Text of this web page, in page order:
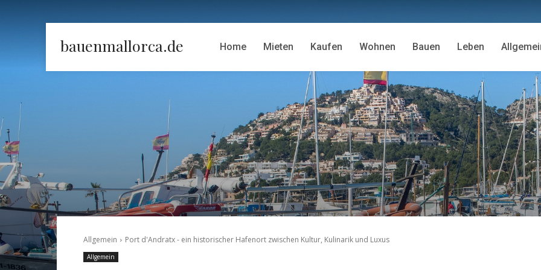
bauenmallorca.de Home Mieten Kaufen Wohnen Bauen Leben
Allgemein Port d'Andratx - ein historischer Hafenort zwischen Kultur, Kulinarik und Luxus
Allgemein